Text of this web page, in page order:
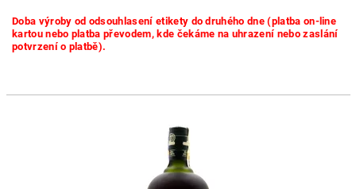
Doba výroby od odsouhlasení etikety do druhého dne(platba on-line
kartou nebo platba převodem, kde čekáme na uhrazení nebo zaslání
potvrzení o platbě).